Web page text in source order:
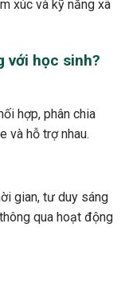
xúc và kỹ năng xã
với học sinh?
hợp, phân chia
và hỗ trợ nhau.
gian, tư duy sáng
qua hoạt động